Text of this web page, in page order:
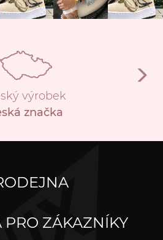
výrobek
značka
PRO ZÁKAZNÍKY